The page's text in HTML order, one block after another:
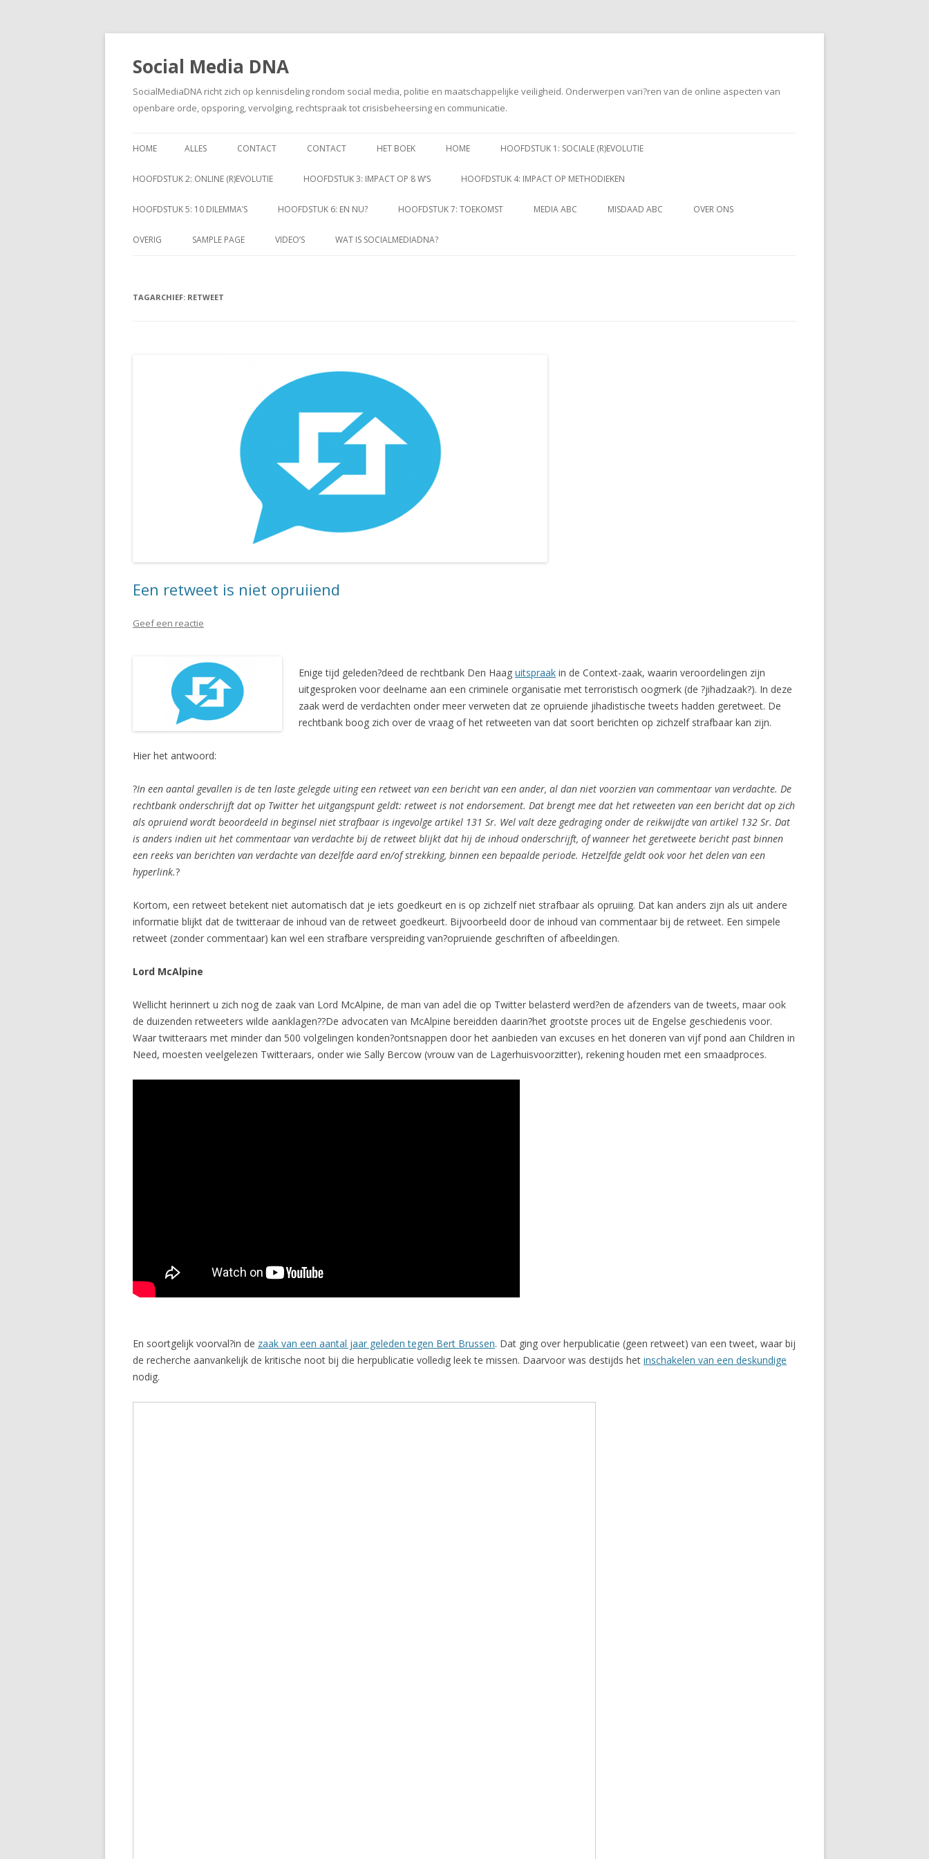
Social Media DNA
SocialMediaDNA richt zich op kennisdeling rondom social media, politie en maatschappelijke veiligheid. Onderwerpen vari?ren van de online aspecten van
openbare orde, opsporing, vervolging, rechtspraak tot crisisbeheersing en communicatie.
naar
HOME ALLES CONTACT CONTACT HET BOEK HOME HOOFDSTUK 1: SOCIALE (R)EVOLUTIE
HOOFDSTUK 2: ONLINE (R)EVOLUTIE HOOFDSTUK 3: IMPACT OP 8 W’S HOOFDSTUK 4: IMPACT OP METHODIEKEN
HOOFDSTUK 5: 10 DILEMMA’S HOOFDSTUK 6: EN NU? HOOFDSTUK 7: TOEKOMST MEDIA ABC MISDAAD ABC OVER ONS
OVERIG SAMPLE PAGE VIDEO’S WAT IS SOCIALMEDIADNA?
TAGARCHIEF: RETWEET
Een retweet is niet opruiiend
Geef een reactie
Enige tijd geleden?deed de rechtbank Den Haag uitspraak in de Context-zaak, waarin veroordelingen zijn
uitgesproken voor deelname aan een criminele organisatie met terroristisch oogmerk (de ?jihadzaak?). In deze
zaak werd de verdachten onder meer verweten dat ze opruiende jihadistische tweets hadden geretweet. De
rechtbank boog zich over de vraag of het retweeten van dat soort berichten op zichzelf strafbaar kan zijn.
Hier het antwoord:
?In een aantal gevallen is de ten laste gelegde uiting een retweet van een bericht van een ander, al dan niet voorzien van commentaar van verdachte. De
rechtbank onderschrijft dat op Twitter het uitgangspunt geldt: retweet is not endorsement. Dat brengt mee dat het retweeten van een bericht dat op zich
als opruiend wordt beoordeeld in beginsel niet strafbaar is ingevolge artikel 131 Sr. Wel valt deze gedraging onder de reikwijdte van artikel 132 Sr. Dat
is anders indien uit het commentaar van verdachte bij de retweet blijkt dat hij de inhoud onderschrijft, of wanneer het geretweete bericht past binnen
een reeks van berichten van verdachte van dezelfde aard en/of strekking, binnen een bepaalde periode. Hetzelfde geldt ook voor het delen van een
hyperlink.?
Kortom, een retweet betekent niet automatisch dat je iets goedkeurt en is op zichzelf niet strafbaar als opruiing. Dat kan anders zijn als uit andere
informatie blijkt dat de twitteraar de inhoud van de retweet goedkeurt. Bijvoorbeeld door de inhoud van commentaar bij de retweet. Een simpele
retweet (zonder commentaar) kan wel een strafbare verspreiding van?opruiende geschriften of afbeeldingen.
Lord McAlpine
Wellicht herinnert u zich nog de zaak van Lord McAlpine, de man van adel die op Twitter belasterd werd?en de afzenders van de tweets, maar ook
de duizenden retweeters wilde aanklagen??De advocaten van McAlpine bereidden daarin?het grootste proces uit de Engelse geschiedenis voor.
Waar twitteraars met minder dan 500 volgelingen konden?ontsnappen door het aanbieden van excuses en het doneren van vijf pond aan Children in
Need, moesten veelgelezen Twitteraars, onder wie Sally Bercow (vrouw van de Lagerhuisvoorzitter), rekening houden met een smaadproces.
En soortgelijk voorval?in de zaak van een aantal jaar geleden tegen Bert Brussen. Dat ging over herpublicatie (geen retweet) van een tweet, waar bij
de recherche aanvankelijk de kritische noot bij die herpublicatie volledig leek te missen. Daarvoor was destijds het inschakelen van een deskundige
nodig.